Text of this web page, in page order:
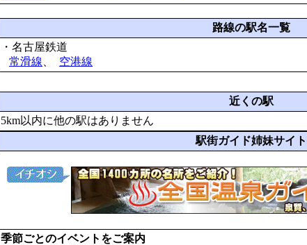
路線の駅名一覧
・名古屋鉄道
常滑線
空港線
近くの駅
5km以内に他の駅はありません
駅街ガイド姉妹サイト
季節ごとのイベントをご案内